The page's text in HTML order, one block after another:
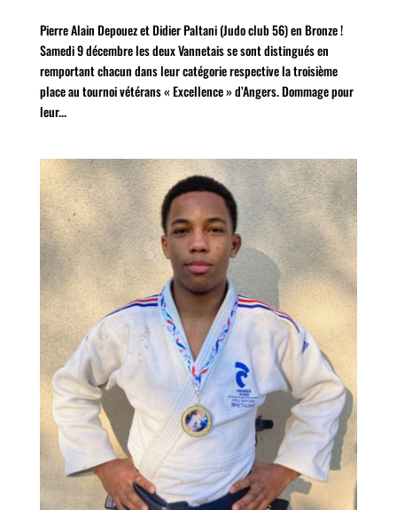
Pierre Alain Depouez et Didier Paltani (Judo club 56) en Bronze !
Samedi 9 décembre les deux Vannetais se sont distingués en
remportant chacun dans leur catégorie respective la troisième
place au tournoi vétérans « Excellence » d’Angers. Dommage pour
leur...